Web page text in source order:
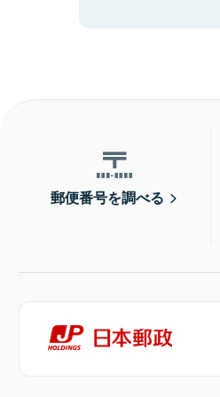
郵便番号を調べる